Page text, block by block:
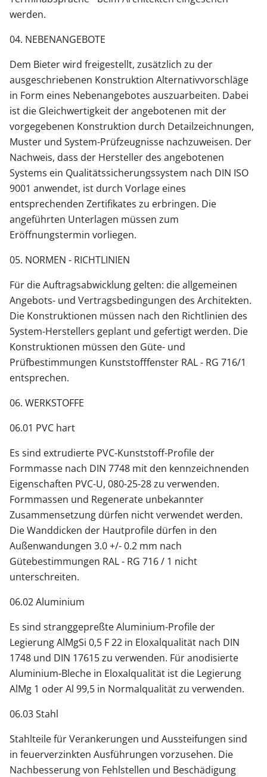
werden.
04. NEBENANGEBOTE
Dem Bieter wird freigestellt, zusätzlich zu der
ausgeschriebenen Konstruktion Alternativvorschläge
in Form eines Nebenangebotes auszuarbeiten. Dabei
ist die Gleichwertigkeit der angebotenen mit der
vorgegebenen Konstruktion durch Detailzeichnungen,
Muster und System-Prüfzeugnisse nachzuweisen. Der
Nachweis, dass der Hersteller des angebotenen
Systems ein Qualitätssicherungssystem nach DIN ISO
9001 anwendet, ist durch Vorlage eines
entsprechenden Zertifikates zu erbringen. Die
angeführten Unterlagen müssen zum
Eröffnungstermin vorliegen.
05. NORMEN - RICHTLINIEN
Für die Auftragsabwicklung gelten: die allgemeinen
Angebots- und Vertragsbedingungen des Architekten.
Die Konstruktionen müssen nach den Richtlinien des
System-Herstellers geplant und gefertigt werden. Die
Konstruktionen müssen den Güte- und
Prüfbestimmungen Kunststofffenster RAL - RG 716/1
entsprechen.
06. WERKSTOFFE
06.01 PVC hart
Es sind extrudierte PVC-Kunststoff-Profile der
Formmasse nach DIN 7748 mit den kennzeichnenden
Eigenschaften PVC-U, 080-25-28 zu verwenden.
Formmassen und Regenerate unbekannter
Zusammensetzung dürfen nicht verwendet werden.
Die Wanddicken der Hautprofile dürfen in den
Außenwandungen 3.0 +/- 0.2 mm nach
Gütebestimmungen RAL - RG 716 / 1 nicht
unterschreiten.
06.02 Aluminium
Es sind stranggepreßte Aluminium-Profile der
Legierung AlMgSi 0,5 F 22 in Eloxalqualität nach DIN
1748 und DIN 17615 zu verwenden. Für anodisierte
Aluminium-Bleche in Eloxalqualität ist die Legierung
AlMg 1 oder Al 99,5 in Normalqualität zu verwenden.
06.03 Stahl
Stahlteile für Verankerungen und Aussteifungen sind
in feuerverzinkten Ausführungen vorzusehen. Die
Nachbesserung von Fehlstellen und Beschädigung